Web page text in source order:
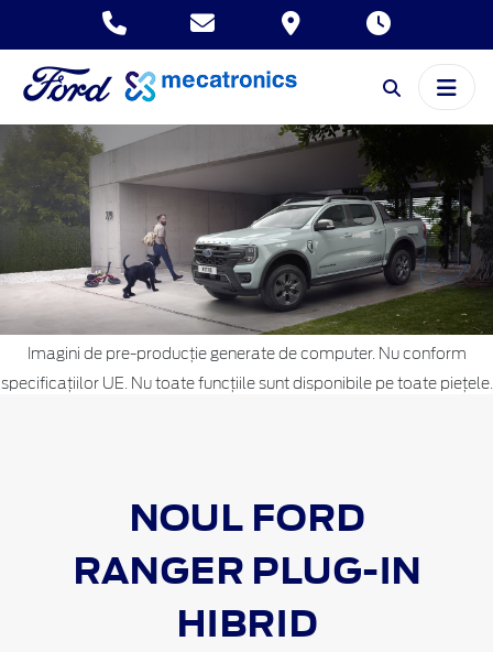
Imagini de pre-producție generate de computer. Nu conform
specificațiilor UE. Nu toate funcțiile sunt disponibile pe toate piețele.
NOUL FORD
RANGER PLUG-IN
HIBRID